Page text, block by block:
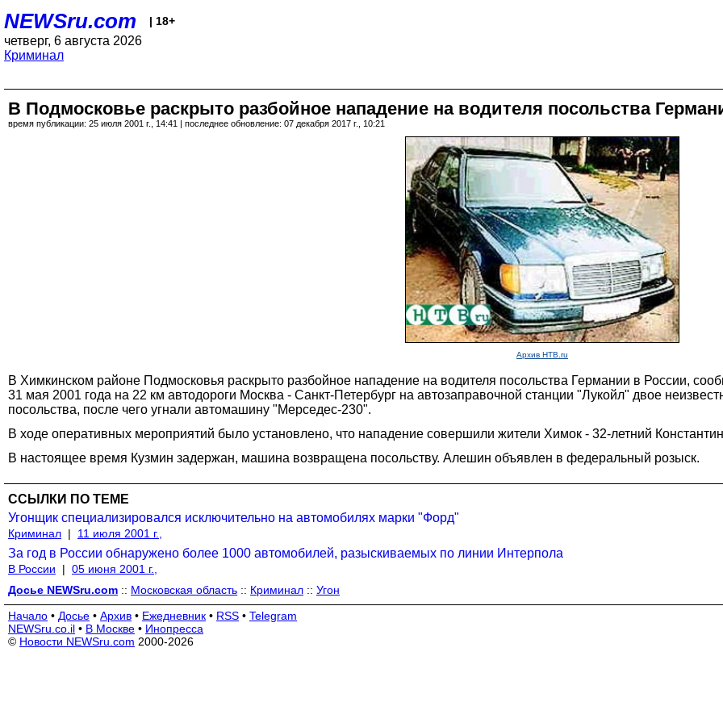
NEWSru.com | 18+
четверг, 6 августа 2026
Криминал
В Подмосковье раскрыто разбойное нападение на водителя посольства
время публикации: 25 июля 2001 г., 14:41 | последнее обновление: 07 декабря 2017 г., 10:21
Архив НТВ.ru
В Химкинском районе Подмосковья раскрыто разбойное нападение на водителя посольства Германии в России,
31 мая 2001 года на 22 км автодороги Москва - Санкт-Петербург на автозаправочной станции "Лукойл" двое
посольства, после чего угнали автомашину "Мерседес-230".
В ходе оперативных мероприятий было установлено, что нападение совершили жители Химок - 32-летний
В настоящее время Кузмин задержан, машина возвращена посольству. Алешин объявлен в федеральный розыск.
ССЫЛКИ ПО ТЕМЕ
Угонщик специализировался исключительно на автомобилях марки "Форд"
Криминал | 11 июля 2001 г.,
За год в России обнаружено более 1000 автомобилей, разыскиваемых по линии Интерпола
В России | 05 июня 2001 г.,
Досье NEWSru.com :: Московская область :: Криминал :: Угон
Начало • Досье • Архив • Ежедневник • RSS • Telegram
NEWSru.co.il • В Москве • Инопресса
© Новости NEWSru.com 2000-2026